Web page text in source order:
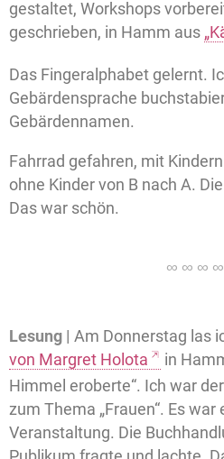
gestaltet, Workshops
geschrieben, in Hamm aus
Das Fingeralphabet gelernt.
Gebärdensprache
Gebärdennamen.
Fahrrad gefahren, mit
ohne Kinder von B nach A.
Das war schön.
Lesung | Am Donnerstag las
von Margret Holota
in
Himmel eroberte“. Ich war
zum Thema „Frauen“. Es
Veranstaltung. Die